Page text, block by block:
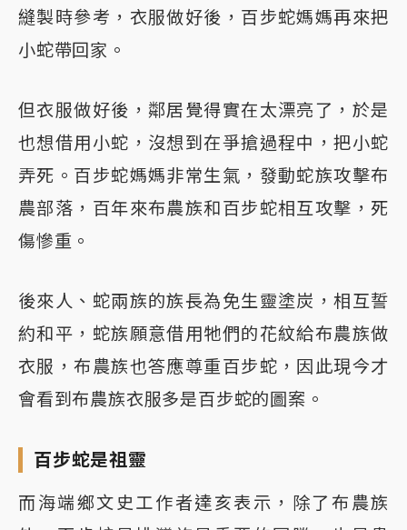
縫製時參考，衣服做好後，百步蛇媽媽再來把
小蛇帶回家。
但衣服做好後，鄰居覺得實在太漂亮了，於是
也想借用小蛇，沒想到在爭搶過程中，把小蛇
弄死。百步蛇媽媽非常生氣，發動蛇族攻擊布
農部落，百年來布農族和百步蛇相互攻擊，死
傷慘重。
後來人、蛇兩族的族長為免生靈塗炭，相互誓
約和平，蛇族願意借用牠們的花紋給布農族做
衣服，布農族也答應尊重百步蛇，因此現今才
會看到布農族衣服多是百步蛇的圖案。
百步蛇是祖靈
而海端鄉文史工作者達亥表示，除了布農族